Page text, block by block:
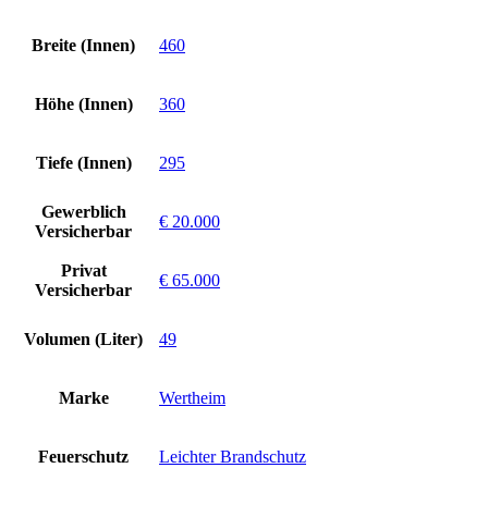
Breite (Innen) 460
Höhe (Innen) 360
Tiefe (Innen) 295
Gewerblich
Versicherbar
€ 20.000
Privat
Versicherbar
€ 65.000
Volumen (Liter) 49
Marke Wertheim
Feuerschutz Leichter Brandschutz